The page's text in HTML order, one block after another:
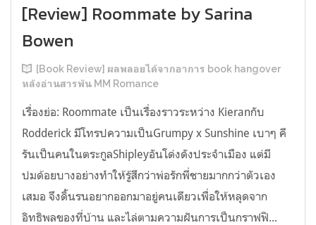
[Review] Roommate by Sarina
Bowen
[Book Review] ผลพลอยได้จากอาการ book hangover
หลังอ่านสารพัน MM Romance
เรื่องย่อ: Roommate เป็นเรื่องราวระหว่าง Kieranกับ
Rodderick มีโทรปความเป็นGrumpy x Sunshine เบาๆ คี
รันเป็นคนในตระกูลShipleyอันโด่งดังประจำเมือง แต่มี
ปมด้อยบางอย่างทำให้รู้สึกว่าพ่อรักพี่ชายมากกว่าตัวเอง
เสมอ จึงดิ้นรนอยากออกมาอยู่คนเดียวเพื่อให้หลุดจาก
อิทธิพลของที่บ้าน และไล่ตามความฝันการเป็นกราฟฟิ...